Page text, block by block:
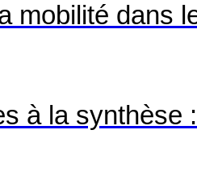
mobilité dans
à la synthèse